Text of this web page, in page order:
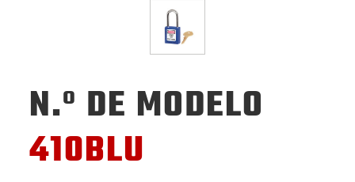
N.º DE MODELO
410BLU